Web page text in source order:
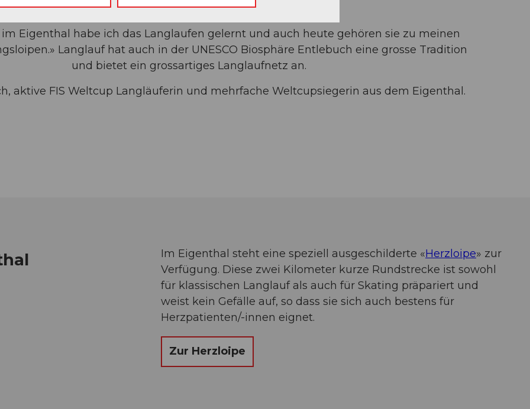
Eigenthal habe ich das Langlaufen gelernt und auch heute gehören sie zu meinen
Langlauf hat auch in der UNESCO Biosphäre Entlebuch eine grosse Tradition
und bietet ein grossartiges Langlaufnetz an.
aktive FIS Weltcup Langläuferin und mehrfache Weltcupsiegerin aus dem Eigenthal.
Im Eigenthal steht eine speziell ausgeschilderte «Herzloipe» zur
Verfügung. Diese zwei Kilometer kurze Rundstrecke ist sowohl
für klassischen Langlauf als auch für Skating präpariert und
weist kein Gefälle auf, so dass sie sich auch bestens für
Herzpatienten/-innen eignet.
Zur Herzloipe